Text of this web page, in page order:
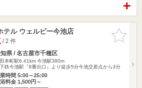
お気に入
りに追加
テル ウェルビー今池店
/ 2 件
県 / 名古屋市千種区
本町駅6.41km 今池駅380m
鉄今池駅『8番出口』より徒歩5分今池交差点から3分
時間 5:00～25:00
料金 1,500円～